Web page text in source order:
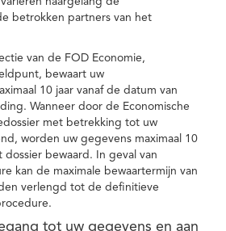
betrokken partners van het
van de FOD Economie,
bewaart uw
10 jaar vanaf de datum van
Wanneer door de Economische
met betrekking tot uw
worden uw gegevens maximaal 10
dossier bewaard. In geval van
kan de maximale bewaartermijn van
verlengd tot de definitieve
tot uw gegevens en aan